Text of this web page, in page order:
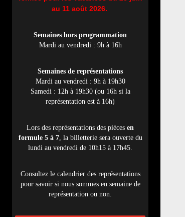
au 11 août 2026.
Semaines hors programmation
Mardi au vendredi : 9h à 16h
Semaines de représentations
Mardi au vendredi : 9h à 19h30
Samedi : 12h à 19h30 (ou 16h si la
représentation est à 16h)
Lors des représentations des pièces en
formule 5 à 7, la billetterie sera ouverte du
lundi au vendredi de 10h15 à 17h45.
Consultez le calendrier des représentations
pour savoir si nous sommes en semaine de
représentation ou non.